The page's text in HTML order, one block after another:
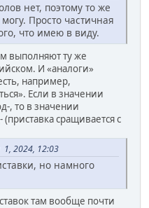
нет, поэтому то же
Просто частичная
что имею в виду.
выполняют ту же
И «аналоги»
например,
Если в значении
, то в значении
сращивается с
2024, 12:03
но намного
там вообще почти